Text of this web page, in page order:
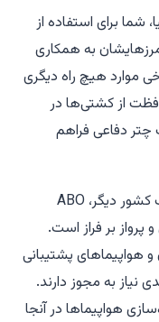
شما برای استفاده از
به همکاری
موارد هیچ راه دیگری
از کشتی‌ها در
چتر دفاعی فراهم
ارتش آمریکا به اجازه استفاده از قلمرو یک کشور دیگر، ABO
بر فراز است.
پشتیبانی
نیاز به مجوز دارند.
هواپیماها در آنجا